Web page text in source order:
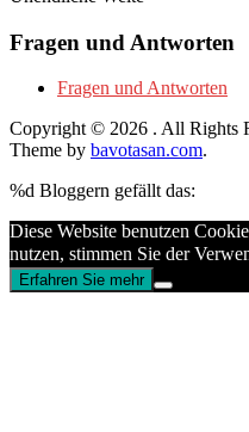
Fragen und Antworten
Fragen und Antworten
Copyright © 2026 . All Rights
Theme by bavotasan.com.
%d Bloggern gefällt das:
Diese Website benutzen
nutzen, stimmen Sie der
Erfahren Sie mehr